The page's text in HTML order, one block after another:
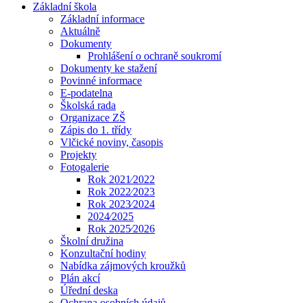
Základní škola
Základní informace
Aktuálně
Dokumenty
Prohlášení o ochraně soukromí
Dokumenty ke stažení
Povinné informace
E-podatelna
Školská rada
Organizace ZŠ
Zápis do 1. třídy
Vlčické noviny, časopis
Projekty
Fotogalerie
Rok 2021⁄2022
Rok 2022⁄2023
Rok 2023⁄2024
2024⁄2025
Rok 2025⁄2026
Školní družina
Konzultační hodiny
Nabídka zájmových kroužků
Plán akcí
Úřední deska